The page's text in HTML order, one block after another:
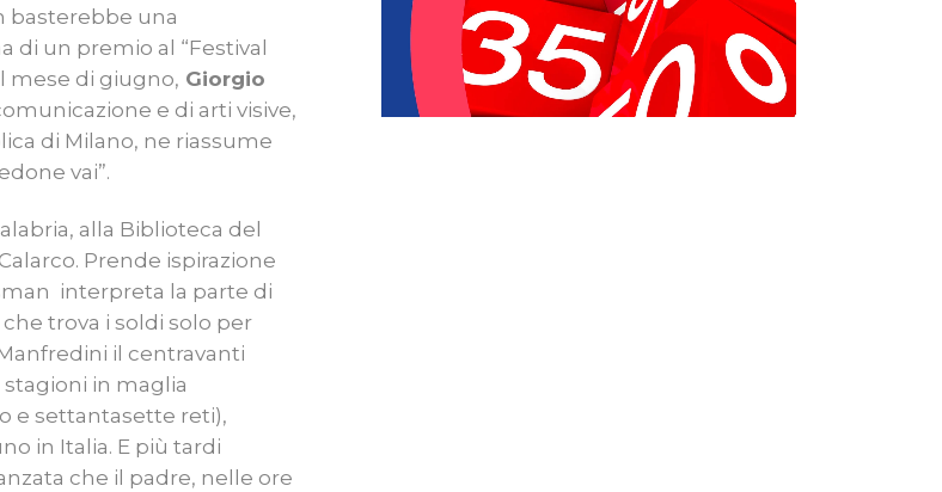
basterebbe una
di un premio al “Festival
mese di giugno, Giorgio
e di arti visive,
di Milano, ne riassume
vai”.
alla Biblioteca del
Prende ispirazione
interpreta la parte di
trova i soldi solo per
il centravanti
in maglia
e settantasette reti),
in Italia. E più tardi
che il padre, nelle ore